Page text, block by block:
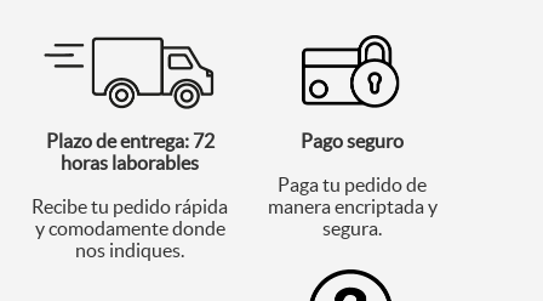
Plazo de entrega: 72
horas laborables
Recibe tu pedido rápida
y comodamente donde
nos indiques.
Pago seguro
Paga tu pedido de
manera encriptada y
segura.